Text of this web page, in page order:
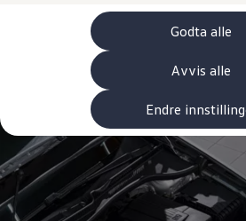
Godta alle
Avvis alle
Endre
Lastsikring
Billån
Bilforsikring
Varebiler med firehjulstrekk
Proff leasing
Kundeløfter
Connect Pro
Klimakalkulator
Finansiering
Prislister
Leasing
Billån
Lease eller kjøpe bil
Bilforsikring